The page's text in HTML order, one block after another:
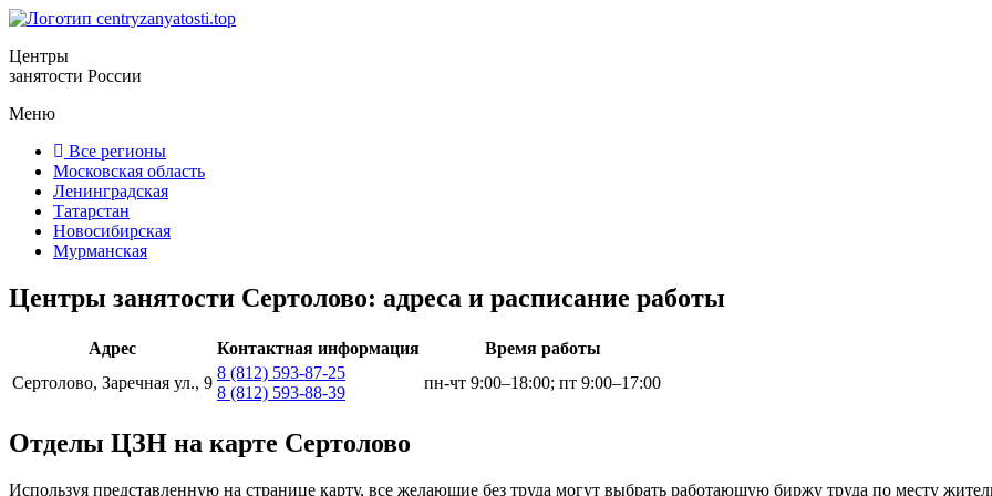
Центры
занятости России
Меню
Все регионы
Московская область
Ленинградская
Татарстан
Новосибирская
Мурманская
Центры занятости Сертолово: адреса и расписание работы
Адрес Контактная информация
Время работы
Сертолово, Заречная ул., 9
8 (812) 593-87-25
8 (812) 593-88-39
пн-чт 9:00–18:00; пт 9:00–17:00
Отделы ЦЗН на карте Сертолово
Используя представленную на странице карту, все желающие без труда могут выбрать работающую биржу труда по месту